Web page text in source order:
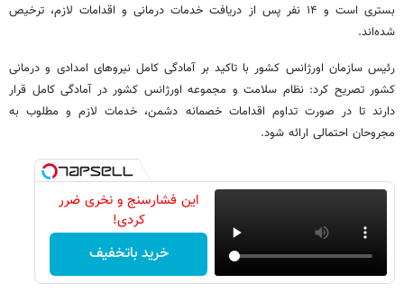
بستری است و ۱۴ نفر پس از دریافت خدمات درمانی و اقدامات لازم، ترخیص
شده‌اند.
رئیس سازمان اورژانس کشور با تاکید بر آمادگی کامل نیروهای امدادی و درمانی
کشور تصریح کرد: نظام سلامت و مجموعه اورژانس کشور در آمادگی کامل قرار
دارند تا در صورت تداوم اقدامات خصمانه دشمن، خدمات لازم و مطلوب به
مجروحان احتمالی ارائه شود.
این فشارسنج و نخری ضرر
کردی!
خرید باتخفیف